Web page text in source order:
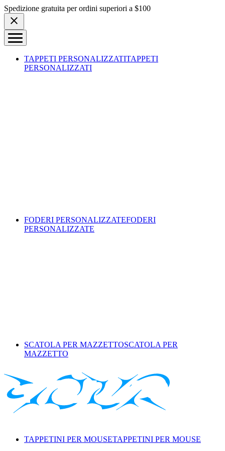
Skip to content
Spedizione gratuita per ordini superiori a $100
TAPPETI PERSONALIZZATITAPPETI
PERSONALIZZATI
FODERI PERSONALIZZATEFODERI
PERSONALIZZATE
SCATOLA PER MAZZETTOSCATOLA PER
MAZZETTO
TAPPETINI PER MOUSETAPPETINI PER MOUSE